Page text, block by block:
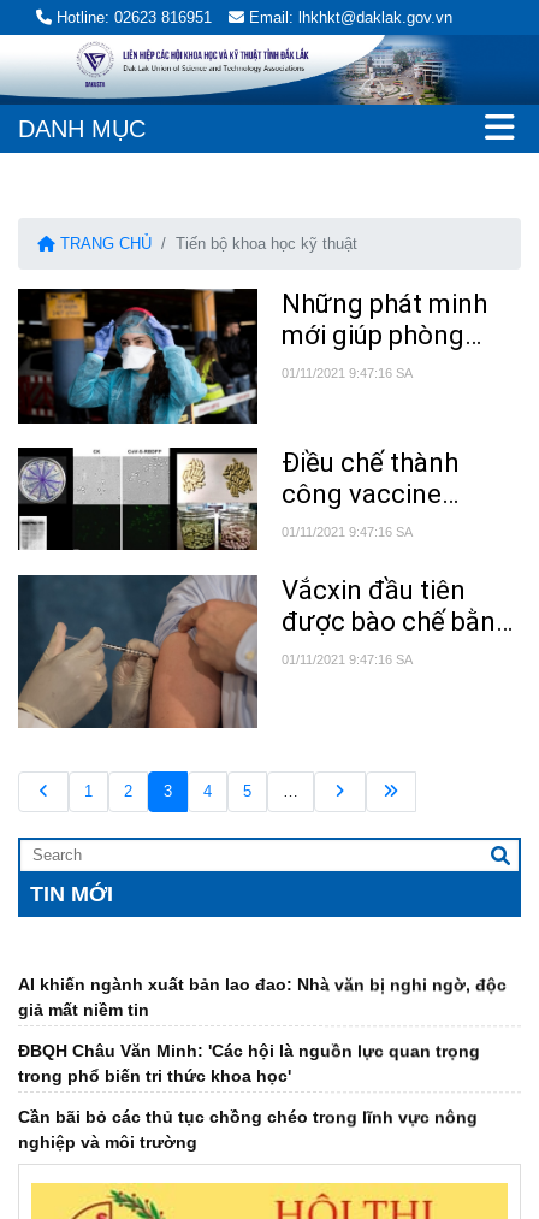
Hotline: 02623 816951 Email: lhkhkt@daklak.gov.vn
DANH MỤC
TRANG CHỦ Tiến bộ khoa học kỹ thuật
Những phát minh
mới giúp phòng
chống dịch bệnh,
01/11/2021 9:47:16 SA
Điều chế thành
công vaccine
Covid-19 dạng uống
01/11/2021 9:47:16 SA
Vắcxin đầu tiên
được bào chế bằng
trí tuệ nhân tạo
01/11/2021 9:47:16 SA
1 2 3 4 5 …
TIN MỚI
AI khiến ngành xuất bản lao đao: Nhà văn bị nghi ngờ, độc
giả mất niềm tin
ĐBQH Châu Văn Minh: 'Các hội là nguồn lực quan trọng
trong phổ biến tri thức khoa học'
Cần bãi bỏ các thủ tục chồng chéo trong lĩnh vực nông
nghiệp và môi trường
Đắk Lắk tổ chức thành công Đại hội đại biểu Liên hiệp các